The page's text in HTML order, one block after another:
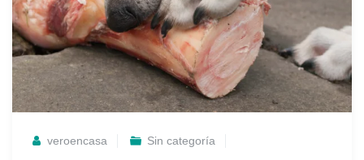
veroencasa Sin categoría